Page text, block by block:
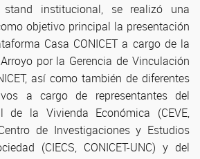
stand institucional, se realizó una
objetivo principal la presentación
Casa CONICET a cargo de la
por la Gerencia de Vinculación
así como también de diferentes
a cargo de representantes del
de la Vivienda Económica (CEVE,
Centro de Investigaciones y Estudios
(CIECS, CONICET-UNC) y del